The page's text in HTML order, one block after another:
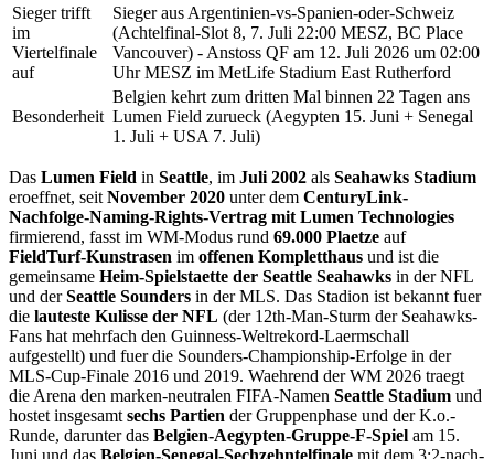
Sieger trifft
im
Viertelfinale
auf
Sieger aus Argentinien-vs-Spanien-oder-Schweiz
(Achtelfinal-Slot 8, 7. Juli 22:00 MESZ, BC Place
Vancouver) - Anstoss QF am 12. Juli 2026 um 02:00
Uhr MESZ im MetLife Stadium East Rutherford
Besonderheit
Belgien kehrt zum dritten Mal binnen 22 Tagen ans
Lumen Field zurueck (Aegypten 15. Juni + Senegal
1. Juli + USA 7. Juli)
Das Lumen Field in Seattle, im Juli 2002 als Seahawks Stadium
eroeffnet, seit November 2020 unter dem CenturyLink-
Nachfolge-Naming-Rights-Vertrag mit Lumen Technologies
firmierend, fasst im WM-Modus rund 69.000 Plaetze auf
FieldTurf-Kunstrasen im offenen Kompletthaus und ist die
gemeinsame Heim-Spielstaette der Seattle Seahawks in der NFL
und derSeattle Sounders in der MLS. Das Stadion ist bekannt fuer
die lauteste Kulisse der NFL (der 12th-Man-Sturm der Seahawks-
Fans hat mehrfach den Guinness-Weltrekord-Laermschall
aufgestellt) und fuer die Sounders-Championship-Erfolge in der
MLS-Cup-Finale 2016 und 2019. Waehrend der WM 2026 traegt
die Arena den marken-neutralen FIFA-Namen Seattle Stadium und
hostet insgesamt sechs Partien der Gruppenphase und der K.o.-
Runde, darunter das Belgien-Aegypten-Gruppe-F-Spiel am 15.